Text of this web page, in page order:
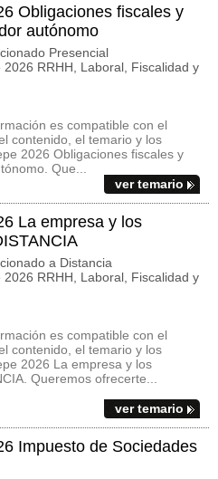
Obligaciones fiscales y
autónomo
Presencial
RRHH, Laboral, Fiscalidad y
es compatible con el
contenido, el temario y los
2026 Obligaciones fiscales y
Que...
ver temario
La empresa y los
a Distancia
RRHH, Laboral, Fiscalidad y
es compatible con el
contenido, el temario y los
2026 La empresa y los
Queremos ofrecerte...
ver temario
Impuesto de Sociedades